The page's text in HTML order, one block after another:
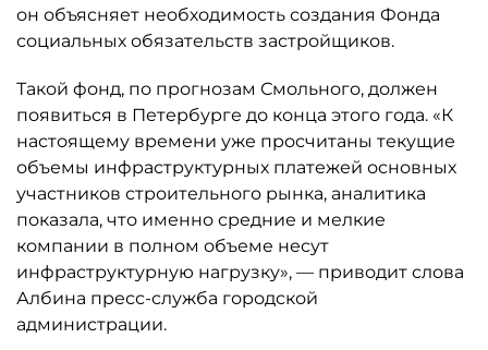
он объясняет необходимость создания Фонда
социальных обязательств застройщиков.
Такой фонд, по прогнозам Смольного, должен
появиться в Петербурге до конца этого года. «К
настоящему времени уже просчитаны текущие
объемы инфраструктурных платежей основных
участников строительного рынка, аналитика
показала, что именно средние и мелкие
компании в полном объеме несут
инфраструктурную нагрузку», — приводит слова
Албина пресс-служба городской
администрации.